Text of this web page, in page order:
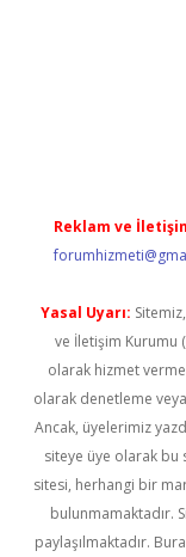
Reklam ve
Yasal Uyarı:
ve İletişim Kurumu
olarak hizmet
olarak denetleme
Ancak, üyelerimiz
siteye üye olarak bu
sitesi, herhangi bir
bulunmamaktadır.
paylaşılmaktadır.